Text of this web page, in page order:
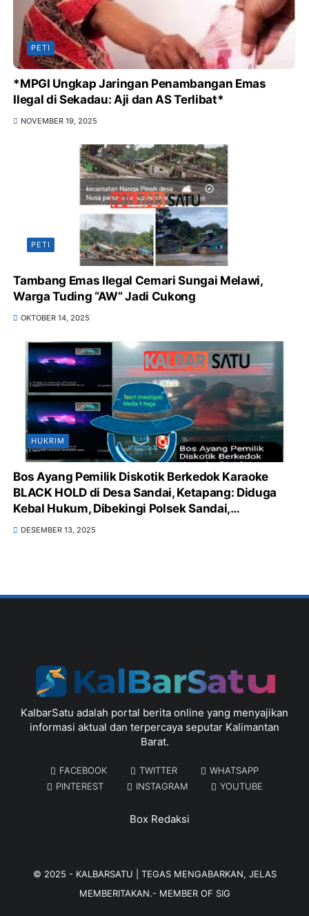
PETI
*MPGI Ungkap Jaringan Penambangan Emas
Ilegal di Sekadau: Aji dan AS Terlibat*
NOVEMBER 19, 2025
PETI
Tambang Emas Ilegal Cemari Sungai Melawi,
Warga Tuding “AW” Jadi Cukong
OKTOBER 14, 2025
HUKRIM
Bos Ayang Pemilik Diskotik Berkedok Karaoke
BLACK HOLD di Desa Sandai, Ketapang: Diduga
Kebal Hukum, Dibekingi Polsek Sandai,
Pemerintah Desa & Kecamatan Sandai Tutup
DESEMBER 13, 2025
KalbarSatu adalah portal berita online yang menyajikan
informasi aktual dan terpercaya seputar Kalimantan
Barat.
FACEBOOK TWITTER
WHATSAPP
PINTEREST
INSTAGRAM YOUTUBE
Box Redaksi
© 2025 - KALBARSATU | TEGAS MENGABARKAN, JELAS
MEMBERITAKAN.- MEMBER OF SIG